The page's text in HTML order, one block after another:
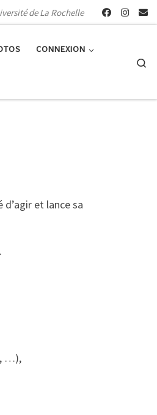
de La Rochelle
CONNEXION
et lance sa
…),